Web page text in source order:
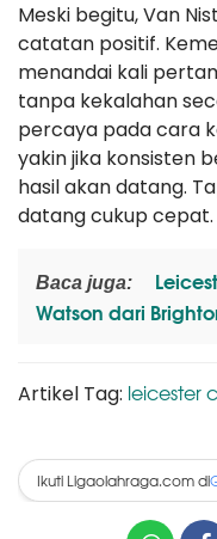
Meski begitu, Van
catatan positif.
menandai kali
tanpa kekalahan
percaya pada cara
yakin jika konsisten
hasil akan datang.
datang cukup
Baca juga:
Watson dari
Artikel Tag: leicester
Ikuti Ligaolahraga.com di